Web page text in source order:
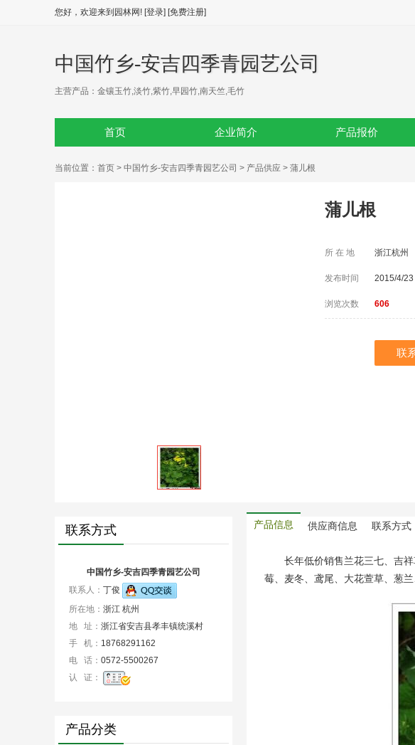
您好，欢迎来到园林网! [登录] [免费注册]
中国竹乡-安吉四季青园艺公司
主营产品：金镶玉竹,淡竹,紫竹,早园竹,南天竺,毛竹
首页 企业简介 产品报价
当前位置： 首页 > 中国竹乡-安吉四季青园艺公司 > 产品供应 > 蒲儿根
蒲儿根
所 在 地 浙江杭州
发布时间 2015/4/23
浏览次数 606
联
联系方式
中国竹乡-安吉四季青园艺公司
联系人： 丁俊
所在地： 浙江 杭州
地 址： 浙江省安吉县孝丰镇统溪村
手 机： 18768291162
电 话： 0572-5500267
认 证：
产品分类
产品信息 供应商信息 联系方式
长年低价销售兰花三七、吉
莓、麦冬、鸢尾、大花萱草、葱